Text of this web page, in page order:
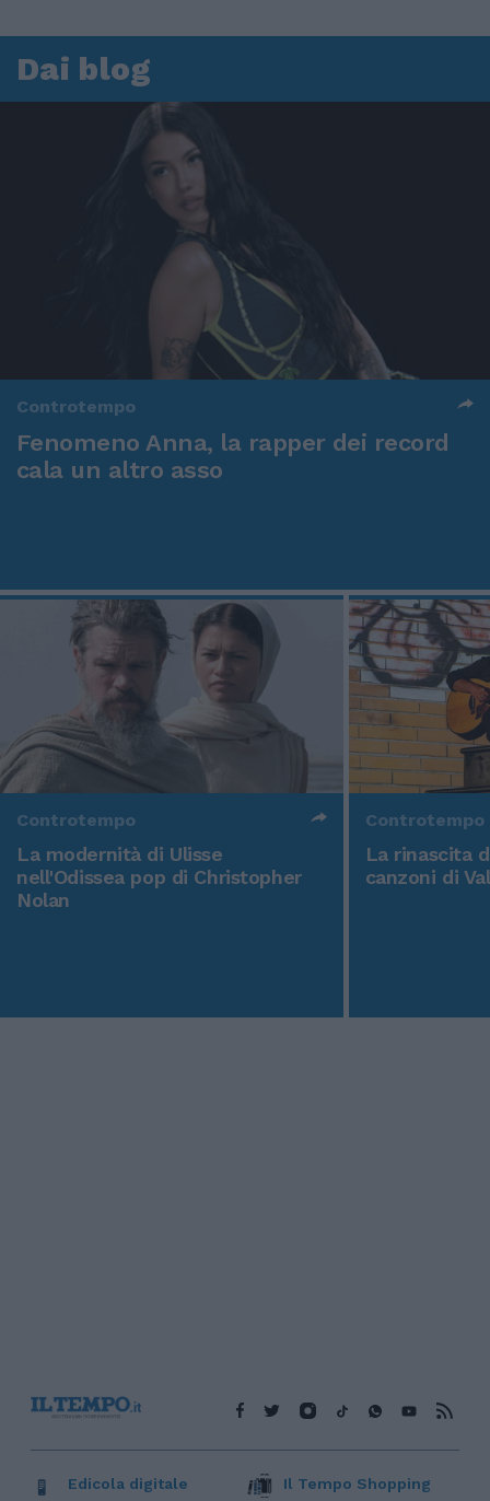
Dai blog
Controtempo
Fenomeno Anna, la rapper dei record
cala un altro asso
Controtempo
La modernità di Ulisse
nell'Odissea pop di Christopher
Nolan
Controtempo
La rinascita
canzoni di
Edicola digitale Il Tempo Shopping